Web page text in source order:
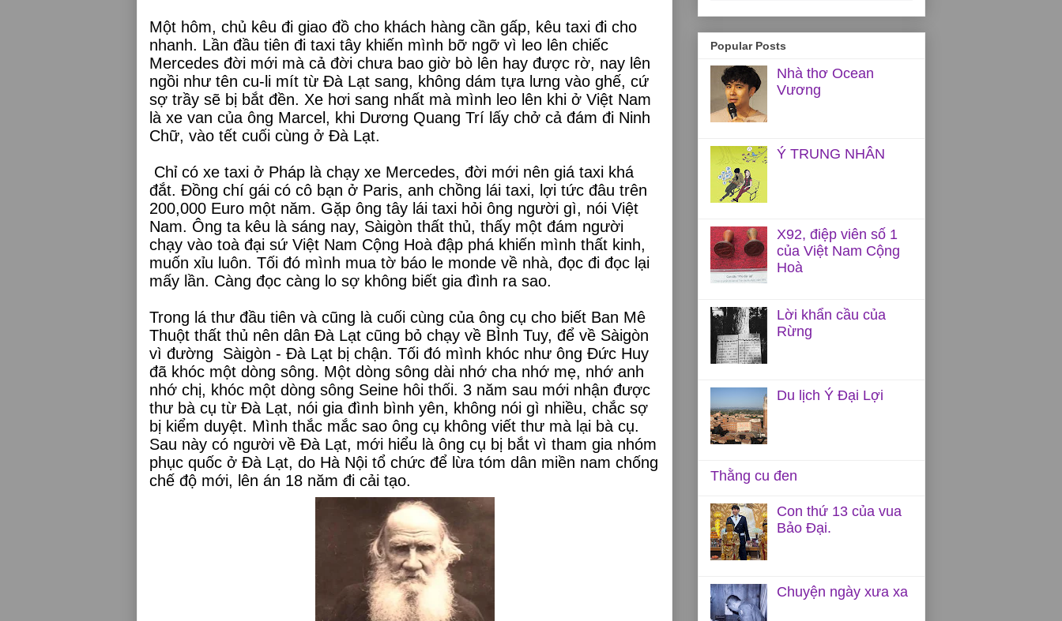
Một hôm, chủ kêu đi giao đồ cho khách hàng cần gấp, kêu taxi đi cho
nhanh. Lần đầu tiên đi taxi tây khiến mình bỡ ngỡ vì leo lên chiếc
Mercedes đời mới mà cả đời chưa bao giờ bò lên hay được rờ, nay lên
ngồi như tên cu-li mít từ Đà Lạt sang, không dám tựa lưng vào ghế, cứ
sợ trầy sẽ bị bắt đền. Xe hơi sang nhất mà mình leo lên khi ở Việt Nam
là xe van của ông Marcel, khi Dương Quang Trí lấy chở cả đám đi Ninh
Chữ, vào tết cuối cùng ở Đà Lạt.
Chỉ có xe taxi ở Pháp là chạy xe Mercedes, đời mới nên giá taxi khá
đắt. Đồng chí gái có cô bạn ở Paris, anh chồng lái taxi, lợi tức đâu trên
200,000 Euro một năm. Gặp ông tây lái taxi hỏi ông người gì, nói Việt
Nam. Ông ta kêu là sáng nay, Sàigòn thất thủ, thấy một đám người
chạy vào toà đại sứ Việt Nam Cộng Hoà đập phá khiến mình thất kinh,
muốn xỉu luôn. Tối đó mình mua tờ báo le monde về nhà, đọc đi đọc lại
mấy lần. Càng đọc càng lo sợ không biết gia đình ra sao.
Trong lá thư đầu tiên và cũng là cuối cùng của ông cụ cho biết Ban Mê
Thuột thất thủ nên dân Đà Lạt cũng bỏ chạy về BÌnh Tuy, để về Sàigòn
vì đường
Sàigòn - Đà Lạt bị chận. Tối đó mình khóc như ông Đức Huy
đã khóc một dòng sông. Một dòng sông dài nhớ cha nhớ mẹ, nhớ anh
nhớ chị, khóc một dòng sông Seine hôi thối. 3 năm sau mới nhận được
thư bà cụ từ Đà Lạt, nói gia đình bình yên, không nói gì nhiều, chắc sợ
bị kiểm duyệt. Mình thắc mắc sao ông cụ không viết thư mà lại bà cụ.
Sau này có người về Đà Lạt, mới hiểu là ông cụ bị bắt vì tham gia nhóm
phục quốc ở Đà Lạt, do Hà Nội tổ chức để lừa tóm dân miền nam chống
chế độ mới, lên án 18 năm đi cải tạo.
Popular Posts
Nhà thơ Ocean
Vương
Ý TRUNG NHÂN
X92, điệp viên số 1
của Việt Nam Cộng
Hoà
Lời khẩn cầu của
Rừng
Du lịch Ý Đại Lợi
Thằng cu đen
Con thứ 13 của vua
Bảo Đại.
Chuyện ngày xưa xa